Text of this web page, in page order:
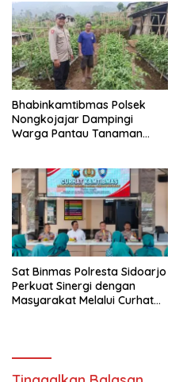
Bhabinkamtibmas Polsek
Nongkojajar Dampingi
Warga Pantau Tanaman
Sat Binmas Polresta Sidoarjo
Perkuat Sinergi dengan
Masyarakat Melalui Curhat